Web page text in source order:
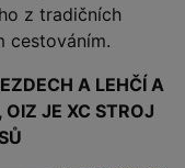
z tradičních
cestováním.
A LEHČÍ A
OIZ JE XC STROJ